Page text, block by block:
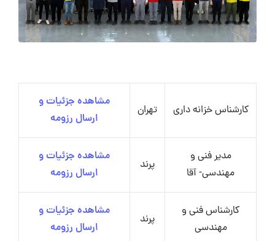
کارشناس خزانه داری تهران
مشاهده جزئیات و
ارسال رزومه
مدیر فنی و
مهندسی- آقا
پرند
مشاهده جزئیات و
ارسال رزومه
کارشناس فنی و
مهندسی
پرند
مشاهده جزئیات و
ارسال رزومه